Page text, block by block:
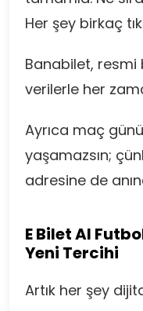
Her şey birkaç
Banabilet, resmi
verilerle her
Ayrıca maç
yaşamazsın;
adresine de
E Bilet Al
Yeni Tercihi
Artık her şey